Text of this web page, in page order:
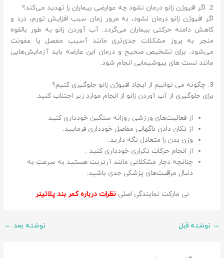
2. اگر افیوژن زانو درمان نشود چه عوارضی بیماران را تهدید می‌کند؟
اگر افیوژن زانو درمان نشود، به مرور زمان سبب افزایش تورم، درد و
کاهش دامنه حرکتی بیماران می‌گردد. آب آوردن زانو به طور بالقوه
منجر به بروز مشکلات جدی‌تری مانند آسیب مفصل یا عفونت
می‌شود. برای تشخیص صحیح و درمان این عارضه باید آزمایش‌هایی
مانند تست های بیوشیمایی انجام شود.
3. چگونه می ‌توانیم از ایجاد افیوژن زانو جلوگیری کنیم؟
برای جلوگیری از آب آوردن زانو از انجام موارد زیر اجتناب کنید:
از فعالیت‌های ورزشی روزانه سنگین خودداری کنید
از تکان دادن ناگهانی مفاصل خودداری فرمایید.
وزن بدن را متعادل نگه دارید.
از انجام حرکات تکراری خودداری کنید .
چنانچه دچار مشکلاتی مانند آرتریت هستید به سرعت به
دنبال مراقبت‌های پزشکی جدی باشید.
نی مارکت نمایندگی اصلینظرات درباره کمر بند پلاتینر
→ نوشته قبل نوشته بعد ←